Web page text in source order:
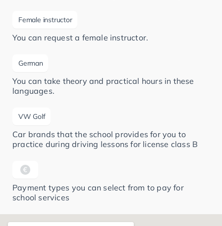
Female instructor
You can request a female instructor.
German
You can take theory and practical hours in these
languages.
VW Golf
Car brands that the school provides for you to
practice during driving lessons for license class B
Payment types you can select from to pay for
school services